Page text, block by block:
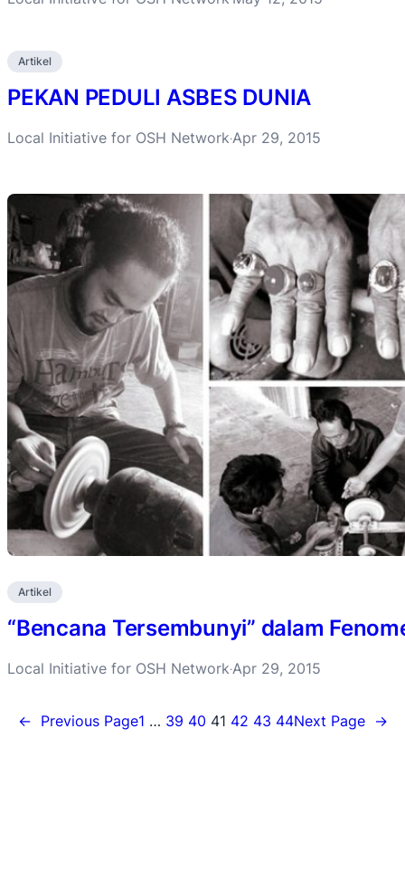
Artikel
PEKAN PEDULI ASBES DUNIA
Local Initiative for OSH Network·Apr 29, 2015
Artikel
“Bencana Tersembunyi” dalam
Local Initiative for OSH Network·Apr 29, 2015
← Previous Page1 … 39 40 41 42 43 44Next Page →